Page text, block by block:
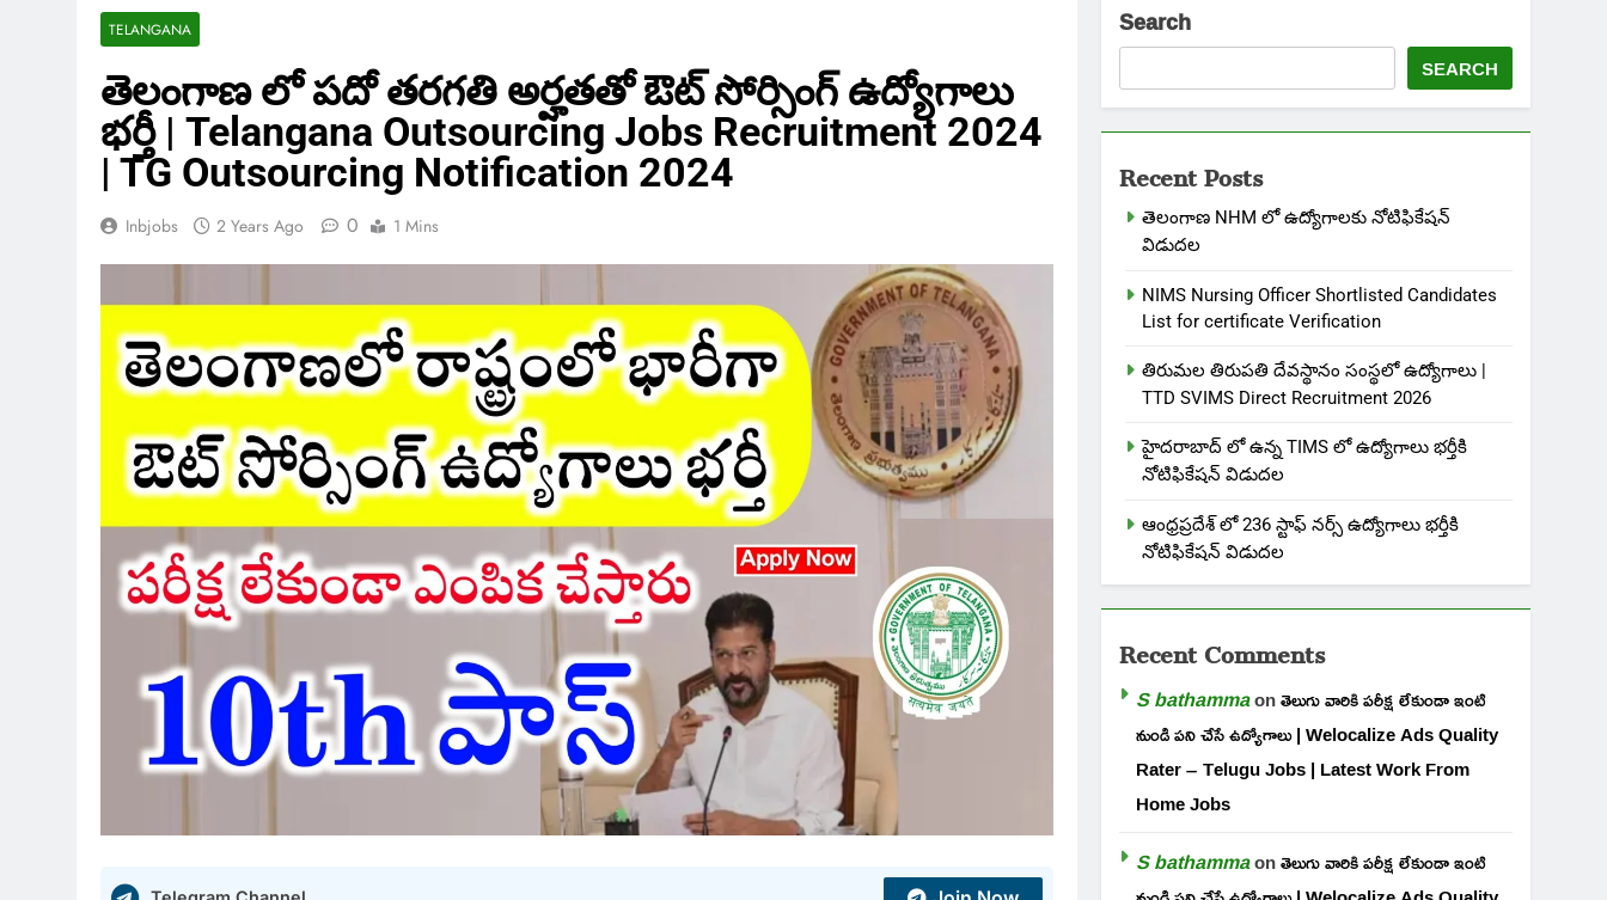
TELANGANA
తెలంగాణ లో పదో తరగతి అర్హతతో ఔట్ సోర్సింగ్ ఉద్యోగాలు
భర్తీ | Telangana Outsourcing Jobs Recruitment 2024
| TG Outsourcing Notification 2024
Inbjobs 2 Years Ago 0 1 Mins
Search
SEARCH
Recent Posts
తెలంగాణ NHM లో ఉద్యోగాలకు నోటిఫికేషన్
విడుదల
NIMS Nursing Officer Shortlisted Candidates
List for certificate Verification
తిరుమల తిరుపతి దేవస్థానం సంస్థలో ఉద్యోగాలు |
TTD SVIMS Direct Recruitment 2026
హైదరాబాద్ లో ఉన్న TIMS లో ఉద్యోగాలు భర్తీకి
నోటిఫికేషన్ విడుదల
ఆంధ్రప్రదేశ్ లో 236 స్టాఫ్ నర్స్ ఉద్యోగాలు భర్తీకి
నోటిఫికేషన్ విడుదల
Recent Comments
S bathammaonతెలుగు వారికి పరీక్ష లేకుండా ఇంటి
నుండి పని చేసే ఉద్యోగాలు | Welocalize Ads Quality
Rater – Telugu Jobs | Latest Work From
Home Jobs
S bathammaonతెలుగు వారికి పరీక్ష లేకుండా ఇంటి